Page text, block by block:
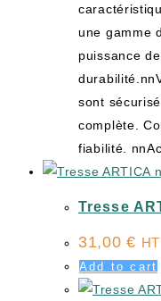
une gamme
puissance
sont
complète.
fiabilité.
Tresse
31,00€ HT
Add to cart